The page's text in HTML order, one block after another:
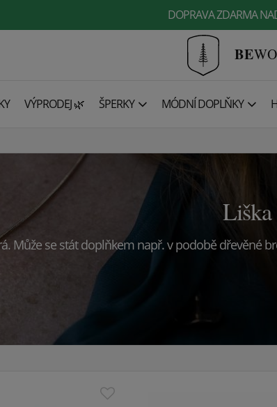
DOPRAVA ZDARMA
BE
VÝPRODEJ 🌿 ŠPERKY MÓDNÍ DOPLŇKY
Liška
Může se stát doplňkem např.v podobě dřevěné